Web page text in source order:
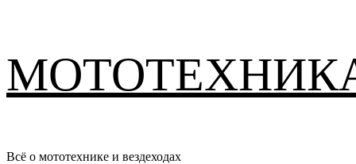
содержимому
Всё о мототехнике и вездеходах